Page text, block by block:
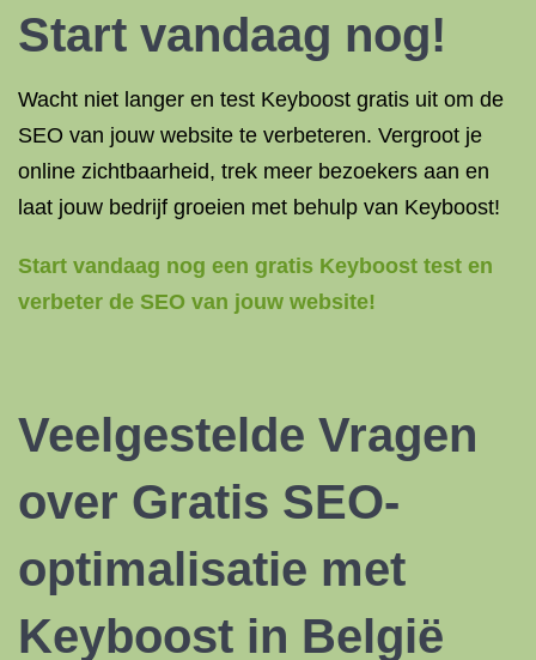
Start vandaag nog!
Wacht niet langer en test Keyboost gratis uit om de
SEO van jouw website te verbeteren. Vergroot je
online zichtbaarheid, trek meer bezoekers aan en
laat jouw bedrijf groeien met behulp van Keyboost!
Start vandaag nog een gratis Keyboost test en
verbeter de SEO van jouw website!
Veelgestelde Vragen
over Gratis SEO-
optimalisatie met
Keyboost in België